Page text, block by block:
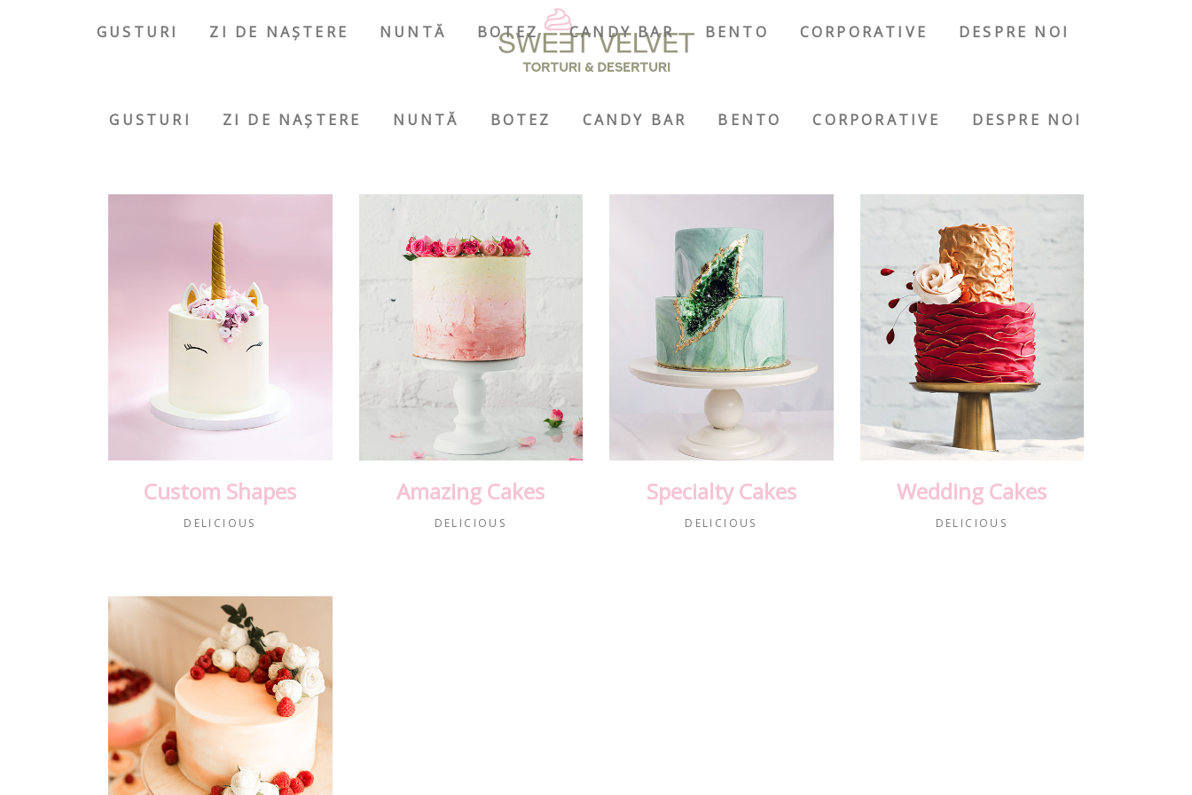
GUSTURI ZI DE NAȘTERE NUNTĂ BOTEZ CANDY BAR BENTO CORPORATIVE DESPRE NOI
GUSTURI ZI DE NAȘTERE NUNTĂ BOTEZ CANDY BAR BENTO CORPORATIVE DESPRE NOI
Custom Shapes
DELICIOUS
Amazing Cakes
DELICIOUS
Specialty Cakes
DELICIOUS
Wedding Cakes
DELICIOUS